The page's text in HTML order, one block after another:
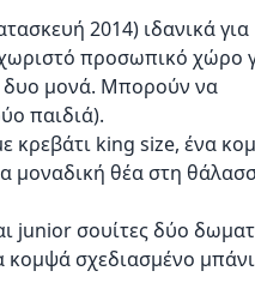
2014) ιδανικά για
προσωπικό χώρο
δυο μονά. Μπορούν να
παιδιά).
κρεβάτι king size, ένα
μοναδική θέα στη
junior σουίτες δύο
σχεδιασμένο